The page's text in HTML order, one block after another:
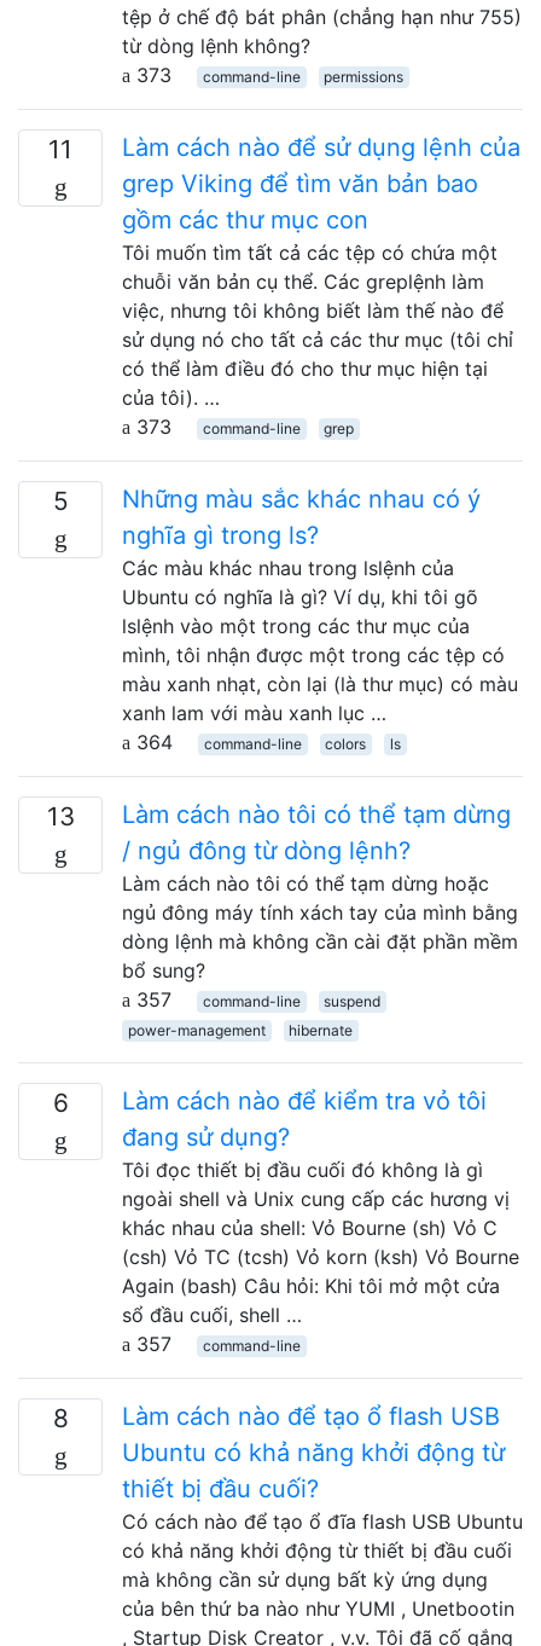
tệp ở chế độ bát phân (chẳng hạn như 755)
từ dòng lệnh không?
373
command-line permissions
11
Làm cách nào để sử dụng lệnh của
grep Viking để tìm văn bản bao
gồm các thư mục con
Tôi muốn tìm tất cả các tệp có chứa một
chuỗi văn bản cụ thể. Các greplệnh làm
việc, nhưng tôi không biết làm thế nào để
sử dụng nó cho tất cả các thư mục (tôi chỉ
có thể làm điều đó cho thư mục hiện tại
của tôi). …
373
command-line grep
5
Những màu sắc khác nhau có ý
nghĩa gì trong ls?
Các màu khác nhau trong lslệnh của
Ubuntu có nghĩa là gì? Ví dụ, khi tôi gõ
lslệnh vào một trong các thư mục của
mình, tôi nhận được một trong các tệp có
màu xanh nhạt, còn lại (là thư mục) có màu
xanh lam với màu xanh lục …
364
command-line colors ls
13
Làm cách nào tôi có thể tạm dừng
/ ngủ đông từ dòng lệnh?
Làm cách nào tôi có thể tạm dừng hoặc
ngủ đông máy tính xách tay của mình bằng
dòng lệnh mà không cần cài đặt phần mềm
bổ sung?
357
command-line
suspend
power-management
hibernate
6
Làm cách nào để kiểm tra vỏ tôi
đang sử dụng?
Tôi đọc thiết bị đầu cuối đó không là gì
ngoài shell và Unix cung cấp các hương vị
khác nhau của shell: Vỏ Bourne (sh) Vỏ C
(csh) Vỏ TC (tcsh) Vỏ korn (ksh) Vỏ Bourne
Again (bash) Câu hỏi: Khi tôi mở một cửa
sổ đầu cuối, shell …
357
command-line
8
Làm cách nào để tạo ổ flash USB
Ubuntu có khả năng khởi động từ
thiết bị đầu cuối?
Có cách nào để tạo ổ đĩa flash USB Ubuntu
có khả năng khởi động từ thiết bị đầu cuối
mà không cần sử dụng bất kỳ ứng dụng
của bên thứ ba nào như YUMI , Unetbootin
, Startup Disk Creator , v.v. Tôi đã cố gắng